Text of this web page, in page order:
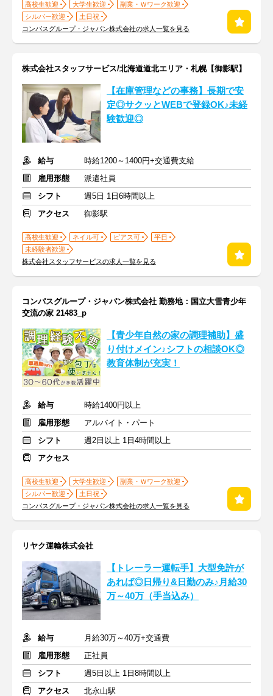
高校生歓迎 大学生歓迎
副業・Ｗワーク歓迎
シルバー歓迎
土日祝
コンパスグループ・ジャパン株式会社の求人一覧を見る
株式会社スタッフサービス/北海道道北エリア・札幌【御影駅】
【在庫管理などの事務】長期で安
定◎サクッとWEBで登録OK♪未経
験歓迎◎
給与
時給1200～1400円+交通費支給
雇用形態
派遣社員
シフト
週5日 1日6時間以上
アクセス
御影駅
高校生歓迎 ネイル可 ピアス可
平日
未経験者歓迎
株式会社スタッフサービスの求人一覧を見る
コンパスグループ・ジャパン株式会社 勤務地：国立大雪青少年
交流の家 21483_p
【青少年自然の家の調理補助】盛
り付けメイン♪シフトの相談OK◎
教育体制が充実！
給与
時給1400円以上
雇用形態
アルバイト・パート
シフト
週2日以上 1日4時間以上
アクセス
高校生歓迎 大学生歓迎
副業・Ｗワーク歓迎
シルバー歓迎
土日祝
コンパスグループ・ジャパン株式会社の求人一覧を見る
リヤク運輸株式会社
【トレーラー運転手】大型免許が
あれば◎⽇帰り&日勤のみ♪月給30
万～40万（手当込み）
給与
月給30万～40万+交通費
雇用形態
正社員
シフト
週5日以上 1日8時間以上
アクセス
北永山駅